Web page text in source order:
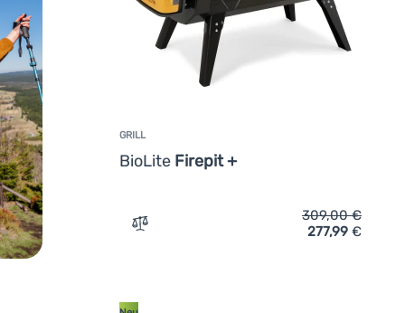
GRILL
BioLite Firepit +
Zum Vergleich 'Grill BioLite Firepit +'
309,00€
277,99 €